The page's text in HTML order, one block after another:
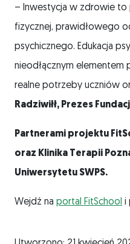
– Inwestycja w zdrowie to
fizycznej, prawidłowego
psychicznego. Edukacja
nieodłącznym elementem
realne potrzeby uczniów
Radziwiłł, Prezes
Partnerami projektu
oraz Klinika Terapii
Uniwersytetu SWPS.
Wejdź na portal FitSchool i